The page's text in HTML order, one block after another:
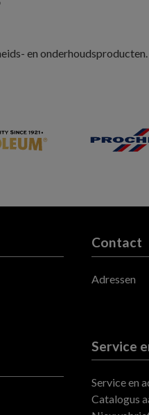
en onderhoudsproducten.
Contact
Adressen
Service
Service en
Catalogus